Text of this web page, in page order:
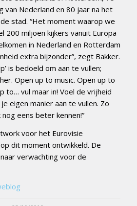
van Nederland en 80 jaar na het
stad. “Het moment waarop we
200 miljoen kijkers vanuit Europa
in Nederland en Rotterdam
extra bijzonder”, zegt Bakker.
is bedoeld om aan te vullen;
Open up to music. Open up to
to… vul maar in! Voel de vrijheid
eigen manier aan te vullen. Zo
eens beter kennen!”
voor het Eurovisie
dit moment ontwikkeld. De
verwachting voor de